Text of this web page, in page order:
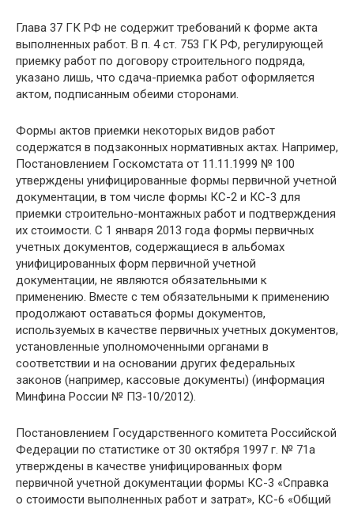
Глава 37 ГК РФ не содержит требований к форме акта
выполненных работ. В п. 4 ст. 753 ГК РФ, регулирующей
приемку работ по договору строительного подряда,
указано лишь, что сдача-приемка работ оформляется
актом, подписанным обеими сторонами.
Формы актов приемки некоторых видов работ
содержатся в подзаконных нормативных актах. Например,
Постановлением Госкомстата от 11.11.1999 № 100
утверждены унифицированные формы первичной учетной
документации, в том числе формы КС-2 и КС-3 для
приемки строительно-монтажных работ и подтверждения
их стоимости. С 1 января 2013 года формы первичных
учетных документов, содержащиеся в альбомах
унифицированных форм первичной учетной
документации, не являются обязательными к
применению. Вместе с тем обязательными к применению
продолжают оставаться формы документов,
используемых в качестве первичных учетных документов,
установленные уполномоченными органами в
соответствии и на основании других федеральных
законов (например, кассовые документы) (информация
Минфина России № ПЗ-10/2012).
Постановлением Государственного комитета Российской
Федерации по статистике от 30 октября 1997 г. № 71а
утверждены в качестве унифицированных форм
первичной учетной документации формы КС-3 «Справка
о стоимости выполненных работ и затрат», КС-6 «Общий